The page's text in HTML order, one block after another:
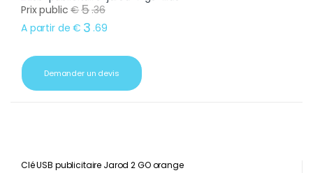
Prix public €5.36
A partir de € 3 .69
Demander un devis
Clé USB publicitaire Jarod 2 GO orange